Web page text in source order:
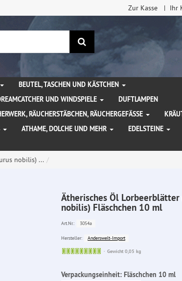
Zur Kasse Ihr
Suchen
BEUTEL, TASCHEN UND KÄSTCHEN
UND WINDSPIELE
DUFTLAMPEN
RÄUCHERSTÄBCHEN, RÄUCHERGEFÄSSE
ATHAME, DOLCHE UND MEHR EDELSTEINE
nobilis) ...
Ätherisches Öl Lorbeerblätter
nobilis) Fläschchen 10 ml
Art.Nr.: 3054a
Hersteller:
Anderswelt-Import
Sofort
Gewicht 0,05 kg
Verpackungseinheit: Fläschchen 10 ml